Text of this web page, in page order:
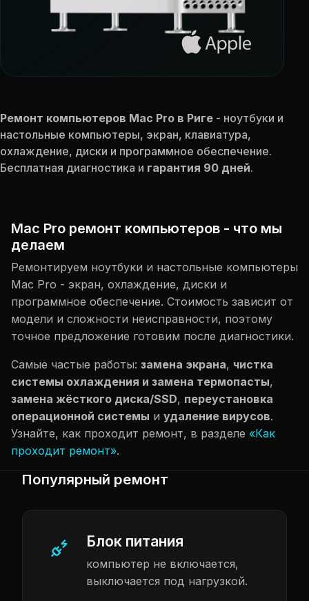
Ремонт компьютеров Mac Pro в Риге - ноутбуки и
настольные компьютеры, экран, клавиатура,
охлаждение, диски и программное обеспечение.
Бесплатная диагностика и гарантия 90 дней.
Mac Pro ремонт компьютеров - что мы
делаем
Ремонтируем ноутбуки и настольные компьютеры
Mac Pro - экран, охлаждение, диски и
программное обеспечение. Стоимость зависит от
модели и сложности неисправности, поэтому
точное предложение готовим после диагностики.
Самые частые работы: замена экрана, чистка
системы охлаждения и замена термопасты,
замена жёсткого диска/SSD, переустановка
операционной системы и удаление вирусов.
Узнайте, как проходит ремонт, в разделе «Как
проходит ремонт».
Популярный ремонт
Блок питания
компьютер не включается,
выключается под нагрузкой.